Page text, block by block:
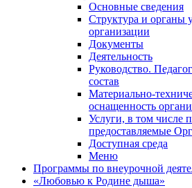
Основные сведения
Структура и органы
организации
Документы
Деятельность
Руководство.
состав
Материально-
оснащенность
Услуги, в том числе
предоставляемые
Доступная среда
Меню
Программы по внеурочной
«Любовью к Родине дыша»